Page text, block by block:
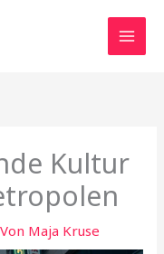
Kultur
Maja Kruse